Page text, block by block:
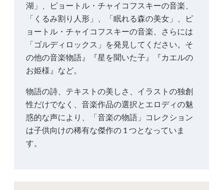
湖」、ピョートル・チャイコフスキーの音楽、
「くるみ割り人形」、「眠れる森の美女」、ピ
ョートル・チャイコフスキーの音楽、さらには
「ゴルディロックス」を発見してください。そ
の他の音楽物語』『星を聞いた子』『カエルの
お姫様』など。
物語の詩、テキストの美しさ、イラストの独創
性だけでなく、音楽作品の選択とエロディの魅
惑的な声により、「音楽の物語」コレクション
は子供向けの稀有な傑作の 1 つとなっていま
す。